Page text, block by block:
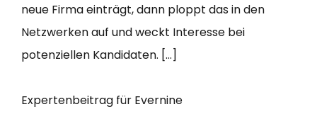
neue Firma einträgt, dann ploppt das in den
Netzwerken auf und weckt Interesse bei
potenziellen Kandidaten. […]
Expertenbeitrag für Evernine